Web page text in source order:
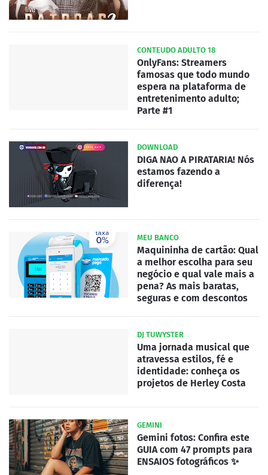
CONTEUDO ADULTO 18
OnlyFans: Streamers
famosas que todo mundo
espera na plataforma de
entretenimento adulto;
Parte #1
DOWNLOAD
DIGA NAO A PIRATARIA! Nós
estamos fazendo a
diferença!
MEU BANCO
Maquininha de cartão: Qual
a melhor escolha para seu
negócio e qual vale mais a
pena? As mais baratas,
seguras e com descontos
DJ TUWYSTER
Uma jornada musical que
atravessa estilos, fé e
identidade: conheça os
projetos de Herley Costa
GEMINI
Gemini fotos: Confira este
GUIA com 47 prompts para
ENSAIOS fotográficos ✨